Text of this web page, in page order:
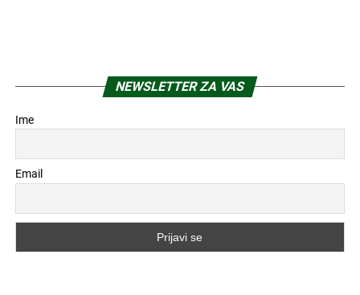
NEWSLETTER ZA VAS
Ime
Email